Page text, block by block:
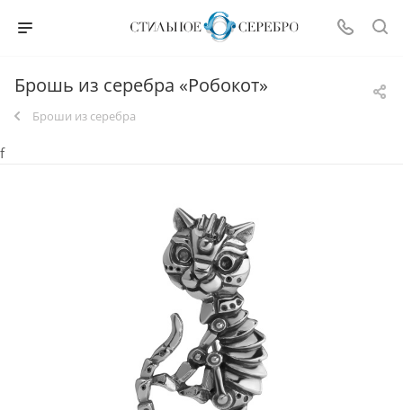
Брошь из серебра «Робокот»
Броши из серебра
f